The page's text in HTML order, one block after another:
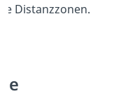
Distanzzonen.